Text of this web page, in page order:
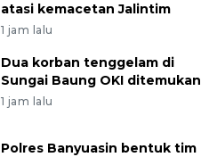
atasi kemacetan Jalintim
1 jam lalu
Dua korban tenggelam di
Sungai Baung OKI ditemukan
1 jam lalu
Polres Banyuasin bentuk tim